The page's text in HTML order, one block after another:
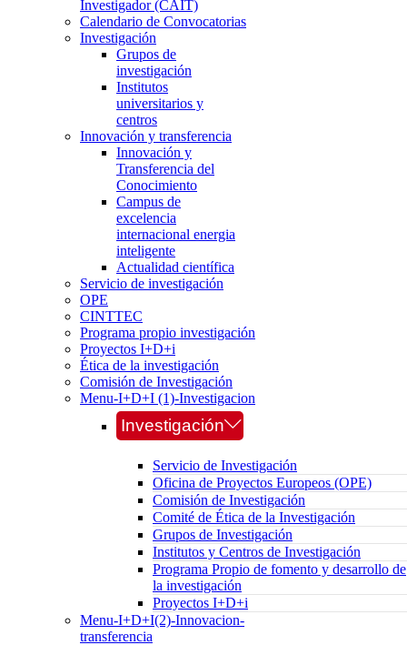
Investigador (CAIT)
Calendario de Convocatorias
Investigación
Grupos de
investigación
Institutos
universitarios y
centros
Innovación y transferencia
Innovación y
Transferencia del
Conocimiento
Campus de
excelencia
internacional energia
inteligente
Actualidad científica
Servicio de investigación
OPE
CINTTEC
Programa propio investigación
Proyectos I+D+i
Ética de la investigación
Comisión de Investigación
Menu-I+D+I (1)-Investigacion
Investigación
Servicio de Investigación
Oficina de Proyectos Europeos (OPE)
Comisión de Investigación
Comité de Ética de la Investigación
Grupos de Investigación
Institutos y Centros de Investigación
Programa Propio de fomento y desarrollo de
la investigación
Proyectos I+D+i
Menu-I+D+I(2)-Innovacion-
transferencia